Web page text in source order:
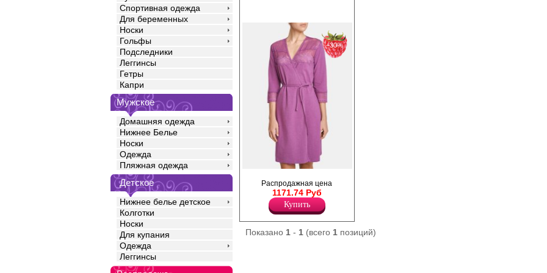
Спортивная одежда
Для беременных
Носки
Гольфы
Подследники
Леггинсы
Гетры
Капри
Мужское
Домашняя одежда
Нижнее Белье
Носки
Одежда
Пляжная одежда
Детское
Нижнее белье детское
Колготки
Носки
Для купания
Одежда
Леггинсы
Халат женский с длинными рукавами, с
поясом, верхняя часть изделия и манжеты
на рукавах декорированы кружевом.
Хлопок 95%
−30%
Распродажная цена
1171.74 Руб
Купить
Показано 1- 1(всего 1позиций)